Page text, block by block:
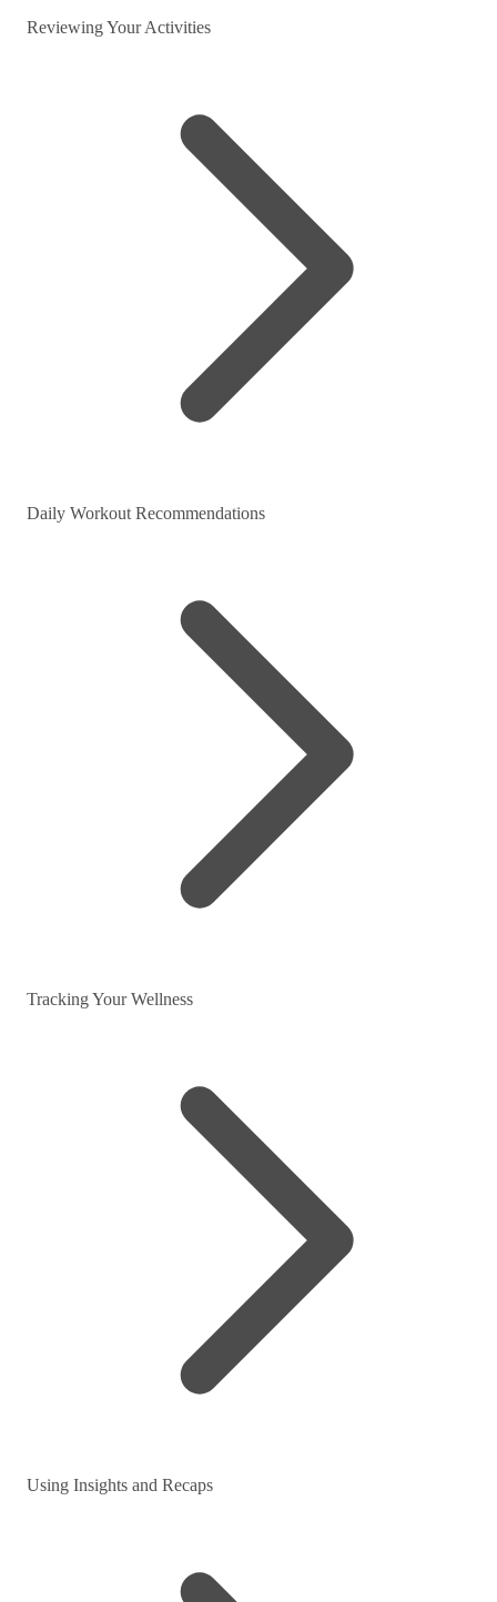
Reviewing Your Activities
Daily Workout Recommendations
Tracking Your Wellness
Using Insights and Recaps